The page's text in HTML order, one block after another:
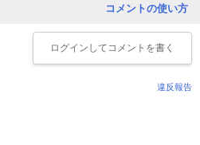
コメントの使い方
ログイン してコメントを書く
違反報告